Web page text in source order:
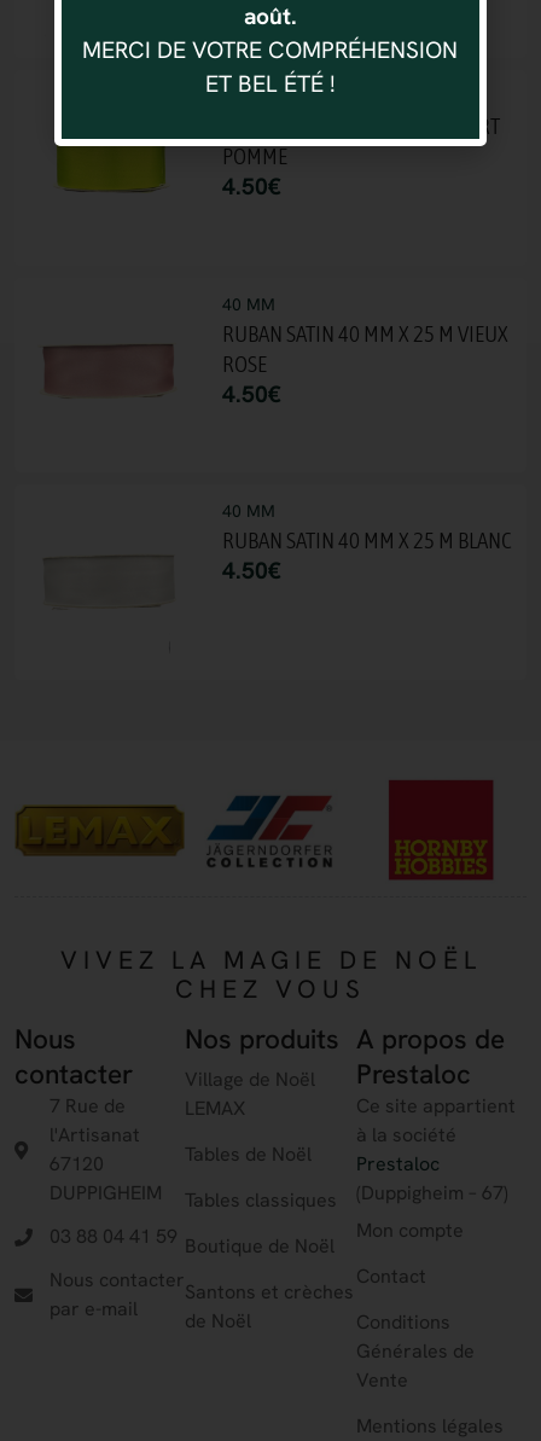
40 MM
RUBAN SATIN 40 MM X 25 M VERT
POMME
4.50€
40 MM
RUBAN SATIN 40 MM X 25 M VIEUX
ROSE
4.50€
40 MM
RUBAN SATIN 40 MM X 25 M BLANC
4.50€
VIVEZ LA MAGIE DE NOËL
CHEZ VOUS
Nous
contacter
7 Rue de
l'Artisanat
67120
DUPPIGHEIM
03 88 04 41 59
Nous contacter
par e-mail
Nos produits
Village de Noël
LEMAX
Tables de Noël
Tables classiques
Boutique de Noël
Santons et crèches
de Noël
A propos de
Prestaloc
Ce site appartient
à la société
Prestaloc
(Duppigheim – 67)
Mon compte
Contact
Conditions
Générales de
Vente
Mentions légales
août.
MERCI DE VOTRE COMPRÉHENSION
ET BEL ÉTÉ !